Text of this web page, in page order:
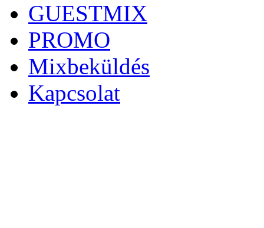
GUESTMIX
PROMO
Mixbeküldés
Kapcsolat